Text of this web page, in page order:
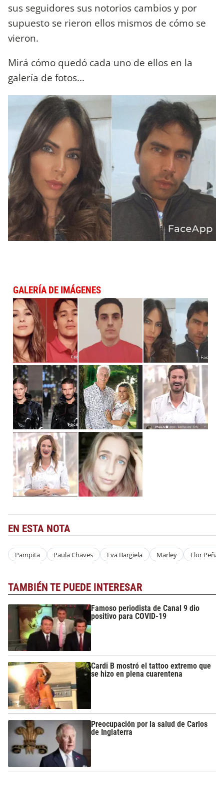
sus seguidores sus notorios cambios y por
supuesto se rieron ellos mismos de cómo se
vieron.
Mirá cómo quedó cada uno de ellos en la
galería de fotos...
GALERÍA DE IMÁGENES
EN ESTA NOTA
Pampita Paula Chaves Eva Bargiela Marley Flor Peña
TAMBIÉN TE PUEDE INTERESAR
Famoso periodista de Canal 9 dio
positivo para COVID-19
Cardi B mostró el tattoo extremo que
se hizo en plena cuarentena
Preocupación por la salud de Carlos
de Inglaterra